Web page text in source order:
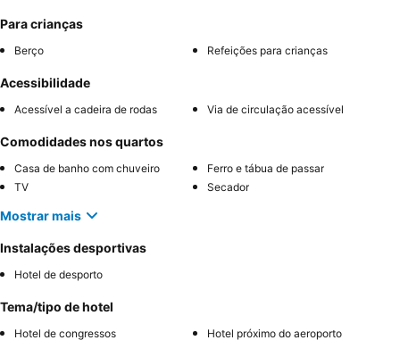
Para crianças
Berço Refeições para crianças
Acessibilidade
Acessível a cadeira de rodas Via de circulação acessível
Comodidades nos quartos
Casa de banho com chuveiro
Ferro e tábua de passar
TV
Secador
Mostrar mais
Instalações desportivas
Hotel de desporto
Tema/tipo de hotel
Hotel de congressos Hotel próximo do aeroporto